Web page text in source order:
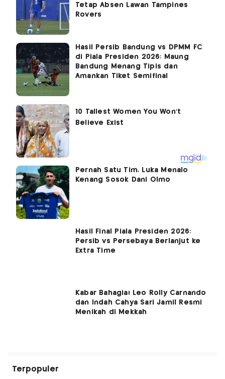
Tetap Absen Lawan Tampines
Rovers
Hasil Persib Bandung vs DPMM FC
di Piala Presiden 2026: Maung
Bandung Menang Tipis dan
Amankan Tiket Semifinal
Pernah Satu Tim, Luka Menalo
Kenang Sosok Dani Olmo
Hasil Final Piala Presiden 2026:
Persib vs Persebaya Berlanjut ke
Extra Time
Kabar Bahagia! Leo Rolly Carnando
dan Indah Cahya Sari Jamil Resmi
Menikah di Mekkah
Terpopuler